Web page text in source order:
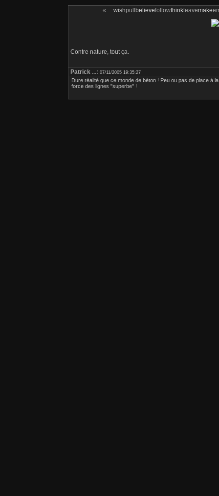
« wishpull believefollowthinkleavemake
Contre nature, tout ça.
Patrick ...: 07/11/2005 19:35:27
Dure réalité que ce monde de béton ! Peu ou pas de place à
force des lignes "superbe" !